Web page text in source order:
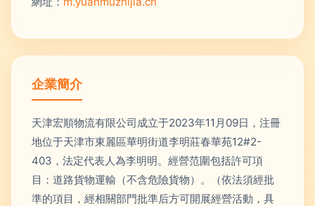
企業簡介
天津宏順物流有限公司成立于2023年11月09日，注冊
地位于天津市東麗區華明街道李明莊春華苑12#2-
403，法定代表人為李明明。經營范圍包括許可項
目：道路貨物運輸（不含危險貨物）。（依法須經批
準的項目，經相關部門批準后方可開展經營活動，具